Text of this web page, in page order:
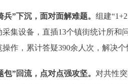
兵”下沉，面对面解难题。 组建
集设备，直插13个镇街统计所
作，累计答疑390余人次，解决个
包”回流，点对点强攻坚。 对共性